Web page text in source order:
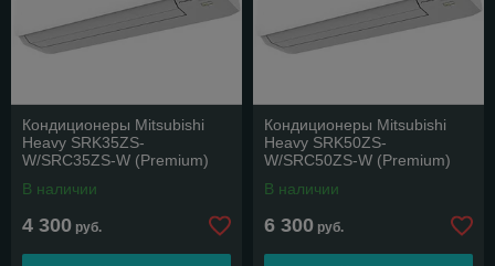
Кондиционеры Mitsubishi
Heavy SRK35ZS-
W/SRC35ZS-W (Premium)
В наличии
4 300 руб.
Кондиционеры Mitsubishi
Heavy SRK50ZS-
W/SRC50ZS-W (Premium)
В наличии
6 300 руб.